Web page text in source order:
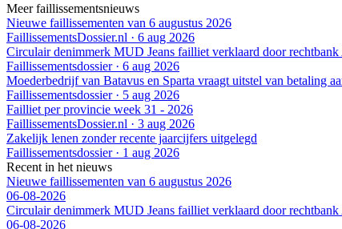
Meer faillissementsnieuws
Nieuwe faillissementen van 6 augustus 2026
FaillissementsDossier.nl · 6 aug 2026
Circulair denimmerk MUD Jeans failliet verklaard door rechtbank
Faillissementsdossier· 6 aug 2026
Moederbedrijf van Batavus en Sparta vraagt uitstel van betaling
Faillissementsdossier· 5 aug 2026
Failliet per provincie week 31 - 2026
FaillissementsDossier.nl · 3 aug 2026
Zakelijk lenen zonder recente jaarcijfers uitgelegd
Faillissementsdossier· 1 aug 2026
Recent in het nieuws
Nieuwe faillissementen van 6 augustus 2026
06-08-2026
Circulair denimmerk MUD Jeans failliet verklaard door rechtbank
06-08-2026